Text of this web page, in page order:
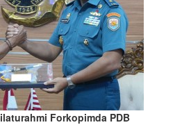
Forkopimda PDB